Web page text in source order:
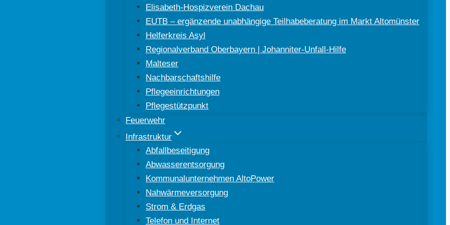
Elisabeth-Hospizverein Dachau
EUTB – ergänzende unabhängige Teilhabeberatung im Markt Altomünster
Helferkreis Asyl
Regionalverband Oberbayern | Johanniter-Unfall-Hilfe
Malteser
Nachbarschaftshilfe
Pflegeeinrichtungen
Pflegestützpunkt
Feuerwehr
Infrastruktur
Abfallbeseitigung
Abwasserentsorgung
Kommunalunternehmen AltoPower
Nahwärmeversorgung
Strom & Erdgas
Telefon und Internet